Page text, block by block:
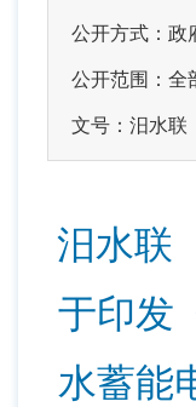
公开方式：政
公开范围：全
文号：汨水
汨水联
于印发
水蓄能